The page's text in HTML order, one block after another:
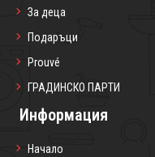
За деца
Подаръци
Prouvé
ГРАДИНСКО ПАРТИ
Информация
Начало